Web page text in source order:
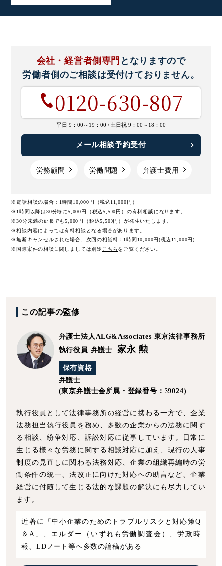
会社・経営者側専門 となりますので
労働者側のご相談は受付けておりません。
0120-630-807
平日 9：00～19：00 / 土日祝 9：00～18：00
メール相談予約受付
労務顧問 労働問題 弁護士費用
※電話相談の場合：1時間10,000円（税込11,000円）
※1時間以降は30分毎に5,000円（税込5,500円）の有料相談になります。
※30分未満の延長でも5,000円（税込5,500円）が発生いたします。
※相談内容によっては有料相談となる場合があります。
※無断キャンセルされた場合、次回の相談料：1時間10,000円(税込11,000円)
※国際案件の相談に関しましては別途 こちらをご覧ください。
この記事の監修
弁護士法人ALG&Associates 東京法律事務所
執行役員 弁護士
家永 勲
保有資格
弁護士
(東京弁護士会所属・登録番号：39024)
執行役員として法律事務所の経営に携わる一方で、企業
法務担当執行役員を務め、多数の企業からの法務に関す
る相談、紛争対応、訴訟対応に従事しています。日常に
生じる様々な労務に関する相談対応に加え、現行の人事
制度の見直しに関わる法務対応、企業の組織再編時の労
働条件の統一、法改正に向けた対応への助言など、企業
経営に付随して生じる法的な課題の解決にも尽力してい
ます。
近著に「中小企業のためのトラブルリスクと対応策Q
＆A」、エルダー（いずれも労働調査会）、労政時
報、LDノート等へ多数の論稿がある